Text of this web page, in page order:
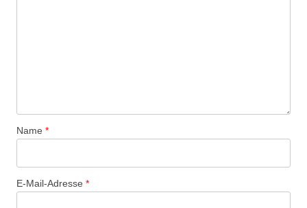
Name *
E-Mail-Adresse *